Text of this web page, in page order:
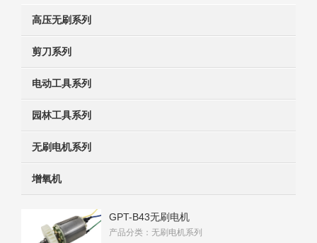
高压无刷系列
剪刀系列
电动工具系列
园林工具系列
无刷电机系列
增氧机
GPT-B43无刷电机
产品分类：无刷电机系列